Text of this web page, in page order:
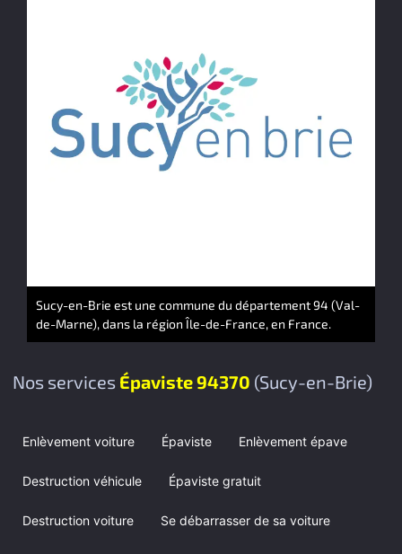
Nos services Épaviste 94370 (Sucy-en-Brie)
Enlèvement voiture Épaviste Enlèvement épave
Destruction véhicule Épaviste gratuit
Destruction voiture Se débarrasser de sa voiture
Sucy-en-Brie est une commune du département 94 (Val-
de-Marne), dans la région Île-de-France, en France.